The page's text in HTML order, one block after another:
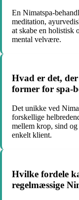
En Nimatspa-
meditation,
at skabe en holistisk
mental velvære.
Hvad er det,
former for spa-
Det unikke ved
forskellige
mellem krop, sind
enkelt klient.
Hvilke fordele
regelmæssige